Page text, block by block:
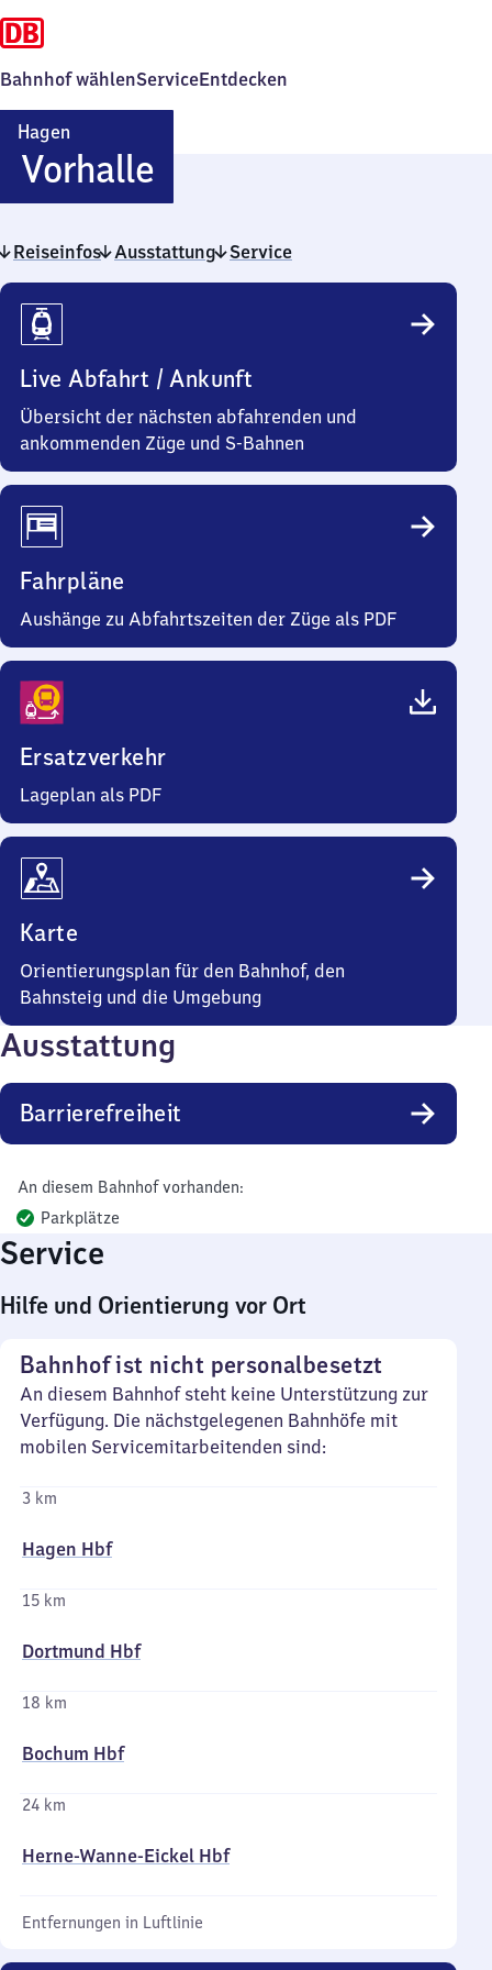
Bahnhof wählenServiceEntdecken
Hagen
VorhalleHagen-
Vorhalle
Reiseinfos Ausstattung Service
Reiseinfos
Live Abfahrt / Ankunft
Übersicht der nächsten abfahrenden und
ankommenden Züge und S-Bahnen
Fahrpläne
Aushänge zu Abfahrtszeiten der Züge als PDF
Ersatzverkehr
Lageplan als PDF
Karte
Orientierungsplan für den Bahnhof, den
Bahnsteig und die Umgebung
Ausstattung
Barrierefreiheit
An diesem Bahnhof vorhanden:
Parkplätze
Service
Hilfe und Orientierung vor Ort
Bahnhof ist nicht personalbesetzt
An diesem Bahnhof steht keine Unterstützung zur
Verfügung. Die nächstgelegenen Bahnhöfe mit
mobilen Servicemitarbeitenden sind:
3 km
Hagen Hbf
15 km
Dortmund Hbf
18 km
Bochum Hbf
24 km
Herne-Wanne-Eickel Hbf
Entfernungen in Luftlinie